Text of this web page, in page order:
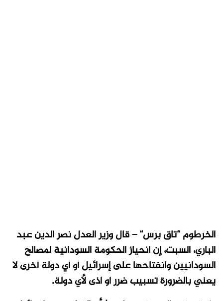
الخرطوم “تاق برس“ – قال وزير العدل نصر الدين عبد
الباري، السبت، إن انحياز الحكومة السودانية لمصالح
السودانيين وانفتاحها على إسرائيل أو أي دولة أخرى لا
يعني بالضرورة تسبيب ضرر أو أذى لأي دولة.